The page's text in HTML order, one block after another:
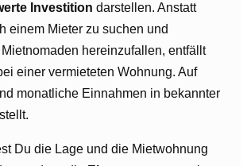
Investition darstellen. Anstatt
einem Mieter zu suchen und
hereinzufallen, entfällt
einer vermieteten Wohnung. Auf
monatliche Einnahmen in bekannter
Du die Lage und die Mietwohnung